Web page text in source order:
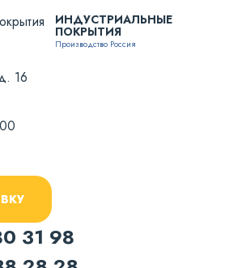
ИНДУСТРИАЛЬНЫЕ
ПОКРЫТИЯ
Производство Россия
16
31 98